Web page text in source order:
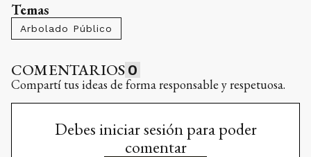
Temas
Arbolado Público
COMENTARIOS 0
Compartí tus ideas de forma responsable y respetuosa.
Debes iniciar sesión para poder
comentar